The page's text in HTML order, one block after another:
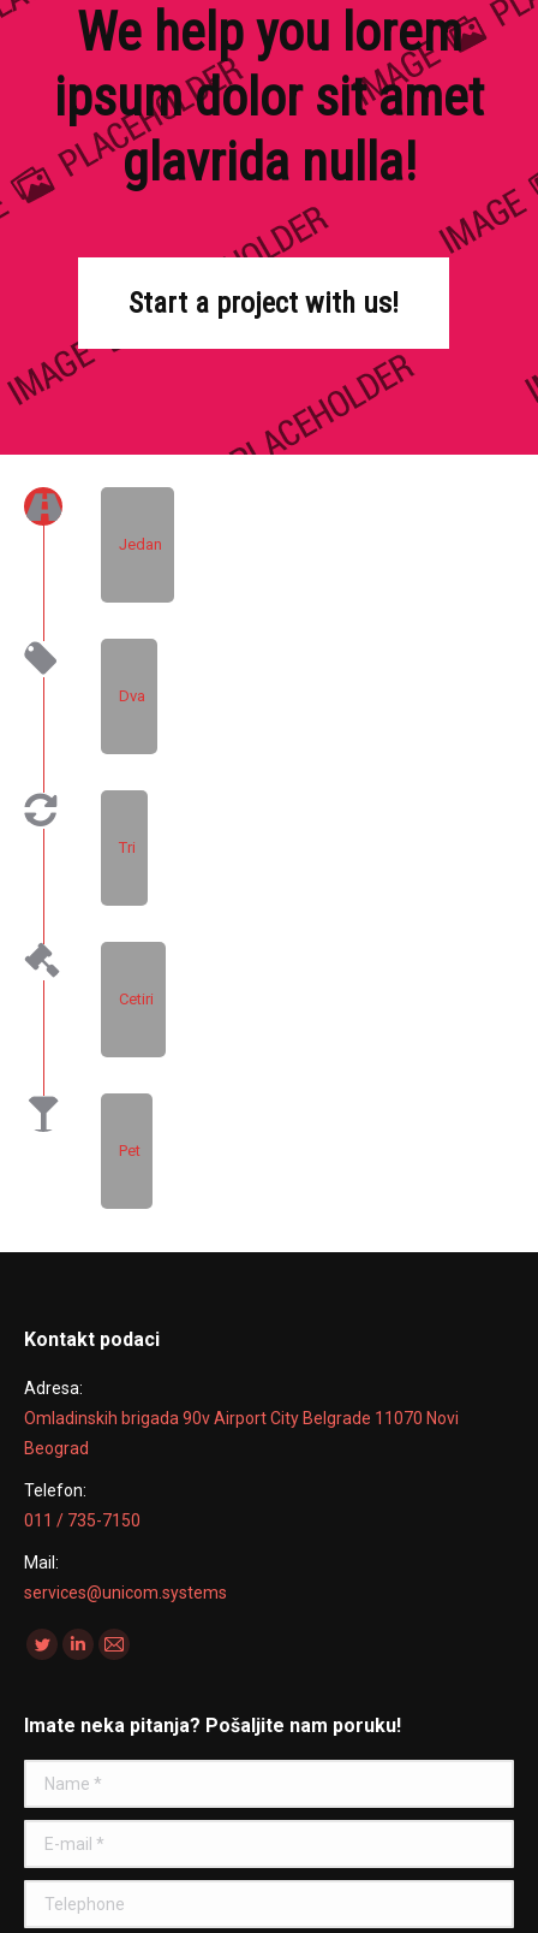
We help you lorem
ipsum dolor sit amet
glavrida nulla!
Start a project with us!
Jedan
Dva
Tri
Cetiri
Pet
Kontakt podaci
Adresa:
Omladinskih brigada 90v Airport City Belgrade 11070 Novi
Beograd
Telefon:
011 / 735-7150
Mail:
services@unicom.systems
Find us on:
TwitterLinkedin
Mail
Imate neka pitanja? Pošaljite nam poruku!
Name *
E-mail *
Telephone